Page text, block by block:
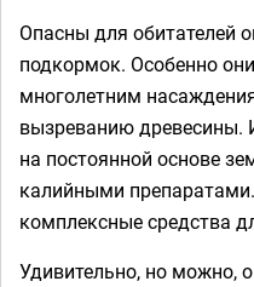
Опасны для обитателей
подкормок. Особенно
многолетним
вызреванию древесины.
на постоянной основе
калийными
комплексные средства
Удивительно, но можно,